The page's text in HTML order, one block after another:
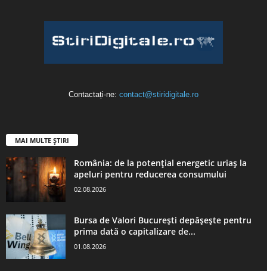
Contactați-ne: contact@stiridigitale.ro
MAI MULTE ȘTIRI
România: de la potențial energetic uriaș la
apeluri pentru reducerea consumului
02.08.2026
Bursa de Valori București depășește pentru
prima dată o capitalizare de...
01.08.2026